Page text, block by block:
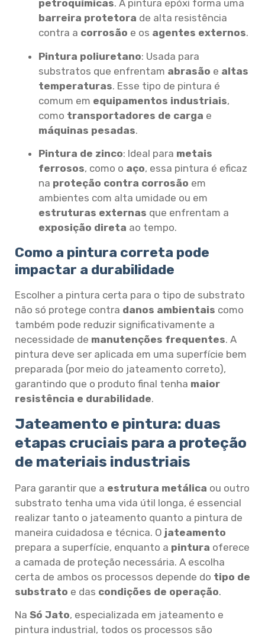
petroquímicas. A pintura epóxi forma uma
barreira protetora de alta resistência
contra a corrosão e os agentes externos.
Pintura poliuretano: Usada para
substratos que enfrentam abrasão e altas
temperaturas. Esse tipo de pintura é
comum em equipamentos industriais,
como transportadores de carga e
máquinas pesadas.
Pintura de zinco: Ideal para metais
ferrosos, como o aço, essa pintura é eficaz
na proteção contra corrosão em
ambientes com alta umidade ou em
estruturas externas que enfrentam a
exposição direta ao tempo.
Como a pintura correta pode
impactar a durabilidade
Escolher a pintura certa para o tipo de substrato
não só protege contra danos ambientais como
também pode reduzir significativamente a
necessidade de manutenções frequentes. A
pintura deve ser aplicada em uma superfície bem
preparada (por meio do jateamento correto),
garantindo que o produto final tenha maior
resistência e durabilidade.
Jateamento e pintura: duas
etapas cruciais para a proteção
de materiais industriais
Para garantir que a estrutura metálica ou outro
substrato tenha uma vida útil longa, é essencial
realizar tanto o jateamento quanto a pintura de
maneira cuidadosa e técnica. O jateamento
prepara a superfície, enquanto a pintura oferece
a camada de proteção necessária. A escolha
certa de ambos os processos depende do tipo de
substrato e das condições de operação.
Na Só Jato, especializada em jateamento e
pintura industrial, todos os processos são